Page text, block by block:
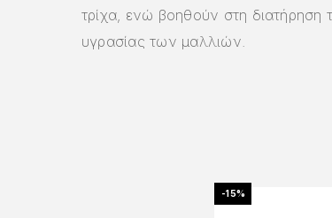
τρίχα, ενώ βοηθούν στη διατήρηση
υγρασίας των μαλλιών.
-15%